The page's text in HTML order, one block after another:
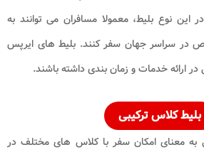
نوع بلیط، معمولا مسافران می توانند به
در سراسر جهان سفر کنند. بلیط های ایرپس
ارائه خدمات و زمان بندی داشته باشند.
بلیط کلاس ترکیبی
به معنای امکان سفر با کلاس های مختلف در